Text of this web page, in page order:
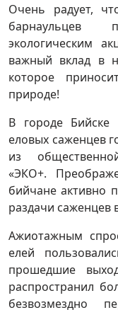
Очень радует,
барнаульцев
экологическим
важный вклад в
которое
природе!
В городе Бийске
еловых саженцев
из
«ЭКО+.
бийчане активно
раздачи саженцев
Ажиотажным
елей
прошедшие
распространил
безвозмездно